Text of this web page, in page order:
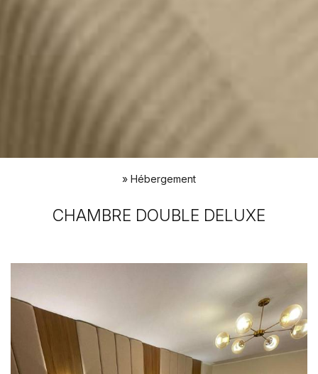
» Hébergement
CHAMBRE DOUBLE DELUXE